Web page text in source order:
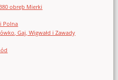
obręb Mierki
Polna
Gaj, Wigwałd i Zawady